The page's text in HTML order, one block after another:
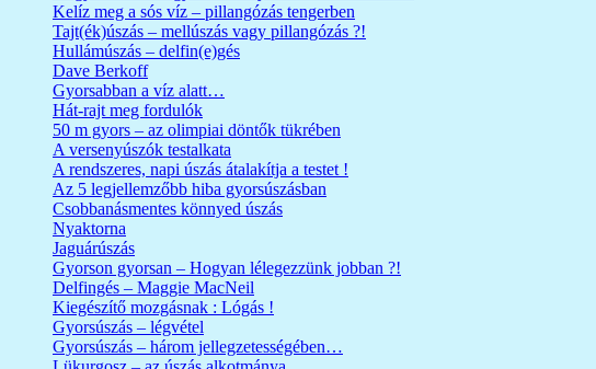
Kelíz meg a sós víz – pillangózás tengerben
Tajt(ék)úszás – mellúszás vagy pillangózás ?!
Hullámúszás – delfin(e)gés
Dave Berkoff
Gyorsabban a víz alatt…
Hát-rajt meg fordulók
50 m gyors – az olimpiai döntők tükrében
A versenyúszók testalkata
A rendszeres, napi úszás átalakítja a testet !
Az 5 legjellemzőbb hiba gyorsúszásban
Csobbanásmentes könnyed úszás
Nyaktorna
Jaguárúszás
Gyorson gyorsan – Hogyan lélegezzünk jobban ?!
Delfingés – Maggie MacNeil
Kiegészítő mozgásnak : Lógás !
Gyorsúszás – légvétel
Gyorsúszás – három jellegzetességében…